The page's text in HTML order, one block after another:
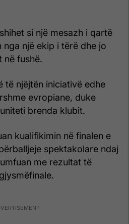
si një mesazh i qartë
një ekip i tërë dhe jo
në fushë.
të njëjtën iniciativë edhe
evropiane, duke
brenda klubit.
kualifikimin në finalen e
spektakolare ndaj
me rezultat të